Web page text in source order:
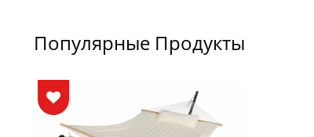
Популярные Продукты